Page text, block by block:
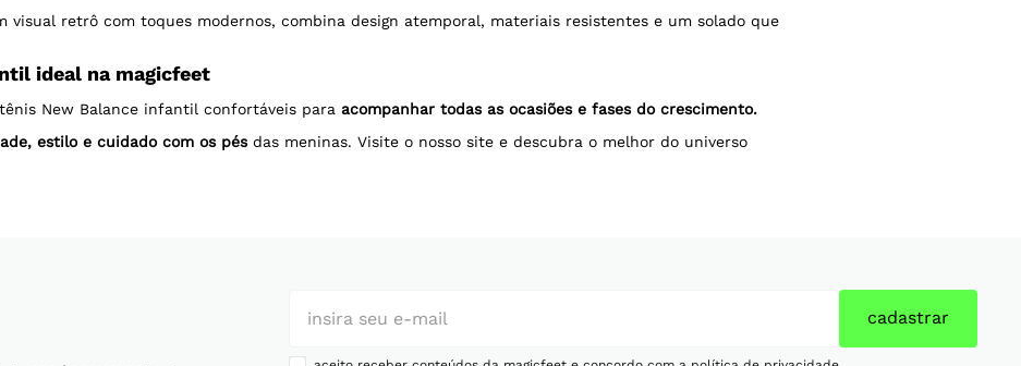
visual retrô com toques modernos, combina design atemporal, materiais resistentes e um solado que
ideal na magicfeet
New Balance infantil confortáveis para acompanhar todas as ocasiões e fases do crescimento.
estilo e cuidado com os pésdas meninas. Visite o nosso site e descubra o melhor do universo
cadastrar